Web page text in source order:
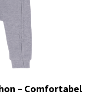
– Comfortabel